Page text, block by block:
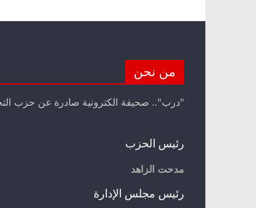
من نحن
"درب".. صحيفة الكترونية صادرة عن حزب
رئيس الحزب
مدحت الزاهد
رئيس مجلس الإدارة